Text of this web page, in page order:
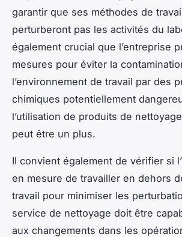
garantir que ses méthodes de
perturberont pas les activités du
également crucial que l’entreprise
mesures pour éviter la
l’environnement de travail par des
chimiques potentiellement
l’utilisation de produits de
peut être un plus.
Il convient également de vérifier si
en mesure de travailler en dehors
travail pour minimiser les
service de nettoyage doit être
aux changements dans les